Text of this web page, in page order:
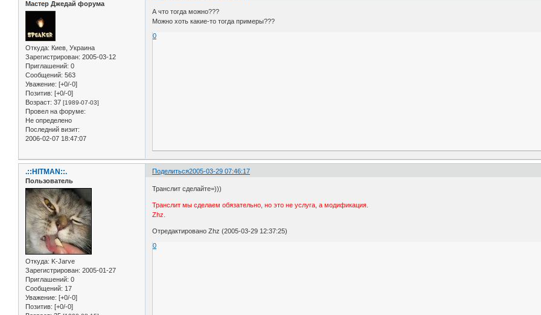
Мастер Джедай форума
Откуда: Киев, Украина
Зарегистрирован: 2005-03-12
Приглашений: 0
Сообщений: 563
Уважение: [+0/-0]
Позитив: [+0/-0]
Возраст: 37 [1989-07-03]
Провел на форуме:
Не определено
Последний визит:
2006-02-07 18:47:07
А что тогда можно???
Можно хоть какие-то тогда примеры???
0
Поделиться2005-03-29 07:46:17
.::HITMAN::.
Пользователь
Откуда: K-Jarve
Зарегистрирован: 2005-01-27
Приглашений: 0
Сообщений: 17
Уважение: [+0/-0]
Позитив: [+0/-0]
Транслит сделайте=)))
Транслит мы сделаем обязательно, но это не услуга, а модификация.
Zhz.
Отредактировано Zhz (2005-03-29 12:37:25)
0